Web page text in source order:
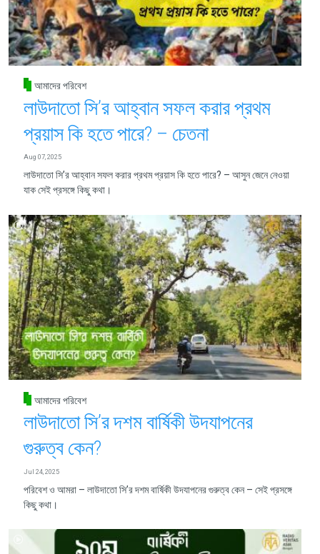
আমাদের পরিবেশ
লাউদাতো সি’র আহ্বান সফল করার প্রথম
প্রয়াস কি হতে পারে? – চেতনা
Aug 07, 2025
লাউদাতো সি’র আহ্বান সফল করার প্রথম প্রয়াস কি হতে পারে? – আসুন জেনে নেওয়া
যাক সেই প্রসঙ্গে কিছু কথা।
আমাদের পরিবেশ
লাউদাতো সি’র দশম বার্ষিকী উদযাপনের
গুরুত্ব কেন?
Jul 24, 2025
পরিবেশ ও আমরা – লাউদাতো সি’র দশম বার্ষিকী উদযাপনের গুরুত্ব কেন – সেই প্রসঙ্গে
কিছু কথা।